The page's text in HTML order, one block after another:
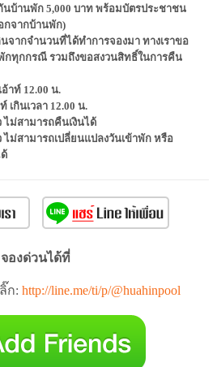
นบ้านพัก 5,000 บาท พร้อมบัตรประชาชน
กจากบ้านพัก)
จากจำนวนที่ได้ทำการจองมา ทางเราขอ
กทุกกรณี รวมถึงขอสงวนสิทธิ์ในการคืน
าท์ 12.00 น.
เกินเวลา 12.00 น.
ไม่สามารถคืนเงินได้
ไม่สามารถเปลี่ยนแปลงวันเข้าพัก หรือ
จองด่วนได้ที่
ก: http://line.me/ti/p/@huahinpool